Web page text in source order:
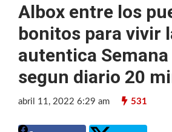
Albox entre los
bonitos para vivir
autentica Semana
segun diario 20
abril 11, 2022 6:29 am 531